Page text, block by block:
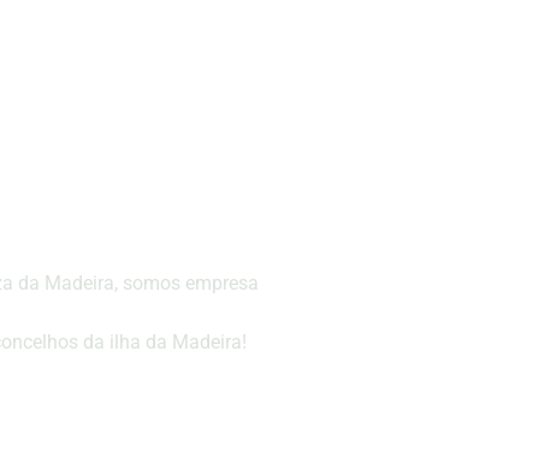
da Madeira, somos empresa
da ilha da Madeira!